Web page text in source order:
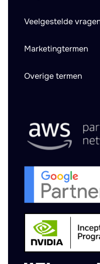
Veelgestelde
Marketingtermen
Overige termen